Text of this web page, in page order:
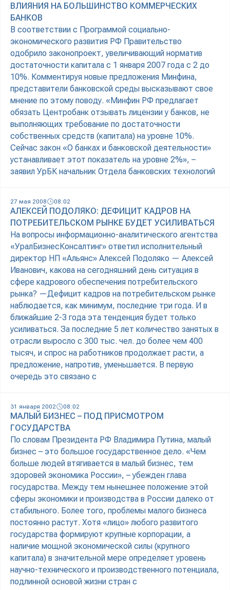
ВЛИЯНИЯ НА БОЛЬШИНСТВО КОММЕРЧЕСКИХ
БАНКОВ
В соответствии с Программой социально-
экономического развития РФ Правительство
одобрило законопроект, увеличивающий норматив
достаточности капитала с 1 января 2007 года с 2 до
10%. Комментируя новые предложения Минфина,
представители банковской среды высказывают свое
мнение по этому поводу. «Минфин РФ предлагает
обязать Центробанк отзывать лицензии у банков, не
выполняющих требование по достаточности
собственных средств (капитала) на уровне 10%.
Сейчас закон «О банках и банковской деятельности»
устанавливает этот показатель на уровне 2%», –
заявил УрБК начальник Отдела банковских технологий
27 мая 2008 08:02
АЛЕКСЕЙ ПОДОЛЯКО: ДЕФИЦИТ КАДРОВ НА
ПОТРЕБИТЕЛЬСКОМ РЫНКЕ БУДЕТ УСИЛИВАТЬСЯ
На вопросы информационно-аналитического агентства
«УралБизнесКонсалтинг» ответил исполнительный
директор НП «Альянс» Алексей Подоляко — Алексей
Иванович, какова на сегодняшний день ситуация в
сфере кадрового обеспечения потребительского
рынка? —Дефицит кадров на потребительском рынке
наблюдается, как минимум, последние три года. И в
ближайшие 2-3 года эта тенденция будет только
усиливаться. За последние 5 лет количество занятых в
отрасли выросло с 300 тыс. чел. до более чем 400
тысяч, и спрос на работников продолжает расти, а
предложение, напротив, уменьшается. В первую
очередь это связано с
31 января 2002 08:02
МАЛЫЙ БИЗНЕС – ПОД ПРИСМОТРОМ
ГОСУДАРСТВА
По словам Президента РФ Владимира Путина, малый
бизнес – это большое государственное дело. «Чем
больше людей втягивается в малый бизнес, тем
здоровей экономика России», – убежден глава
государства. Между тем нынешнее положение этой
сферы экономики и производства в России далеко от
стабильного. Более того, проблемы малого бизнеса
постоянно растут. Хотя «лицо» любого развитого
государства формируют крупные корпорации, а
наличие мощной экономической силы (крупного
капитала) в значительной мере определяет уровень
научно-технического и производственного потенциала,
подлинной основой жизни стран с